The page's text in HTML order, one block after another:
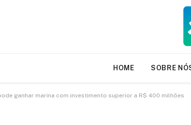
HOME SOBRE
ganhar marina com investimento superior a R$ 400 milhões